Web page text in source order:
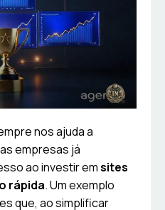
nos ajuda a
empresas já
ao investir emsites
rápida. Um exemplo
que, ao simplificar